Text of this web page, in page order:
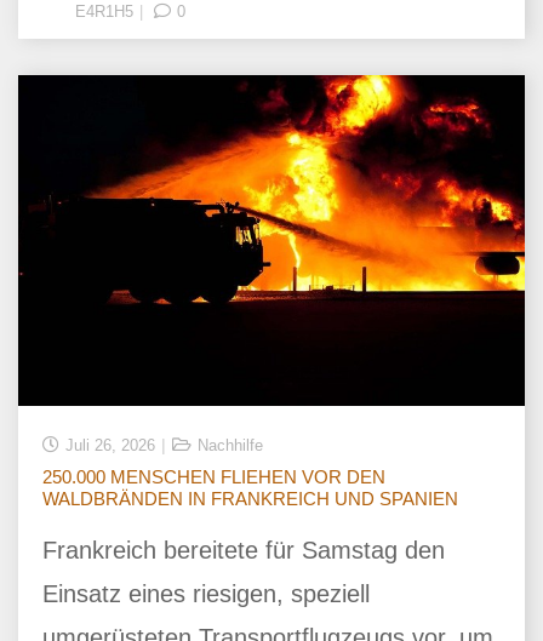
E4R1H5 0
Juli 26, 2026 Nachhilfe
250.000 MENSCHEN FLIEHEN VOR DEN
WALDBRÄNDEN IN FRANKREICH UND SPANIEN
Frankreich bereitete für Samstag den
Einsatz eines riesigen, speziell